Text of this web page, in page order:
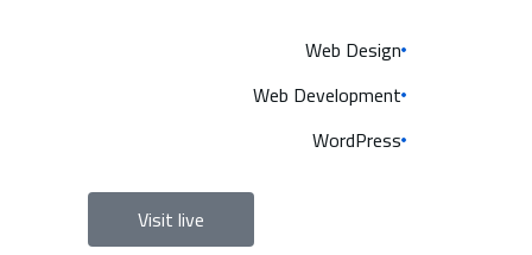
Web Design
Web Development
WordPress
Visit live